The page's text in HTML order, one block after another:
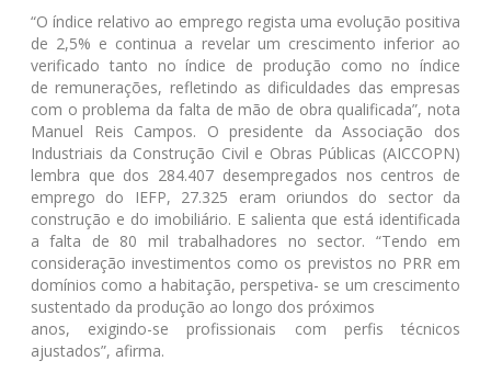
“O índice relativo ao emprego regista uma evolução positiva
de 2,5% e continua a revelar um crescimento inferior ao
verificado tanto no índice de produção como no índice
de remunerações, refletindo as dificuldades das empresas
com o problema da falta de mão de obra qualificada”, nota
Manuel Reis Campos. O presidente da Associação dos
Industriais da Construção Civil e Obras Públicas (AICCOPN)
lembra que dos 284.407 desempregados nos centros de
emprego do IEFP, 27.325 eram oriundos do sector da
construção e do imobiliário. E salienta que está identificada
a falta de 80 mil trabalhadores no sector. “Tendo em
consideração investimentos como os previstos no PRR em
domínios como a habitação, perspetiva- se um crescimento
sustentado da produção ao longo dos próximos
anos, exigindo-se profissionais com perfis técnicos
ajustados”, afirma.